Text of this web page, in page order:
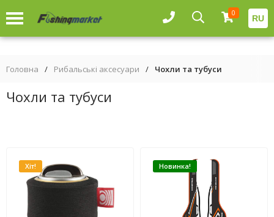
0
RU
Головна / Рибальські аксесуари / Чохли та тубуси
Чохли та тубуси
Хіт! Новинка!